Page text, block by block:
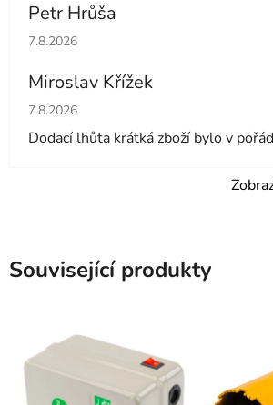
Petr Hrůša
Hodnocení obchodu je 5 z 5 hvězdiček.
7.8.2026
Miroslav Křížek
Hodnocení obchodu je 5 z 5 hvězdiček.
7.8.2026
Dodací lhůta krátká zboží bylo v
Související produkty